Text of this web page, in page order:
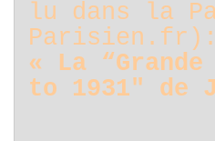
lu dans la
Parisien.fr):
« La
to 1931″ de